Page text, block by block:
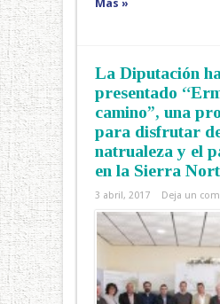
Más »
La Diputación
presentado
camino”, una
para disfrutar
natrualeza y el
en la Sierra
3 abril, 2017 Deja un